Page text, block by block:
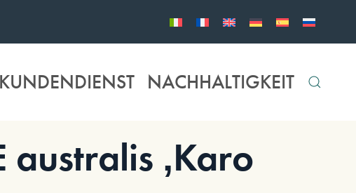
KUNDENDIENST NACHHALTIGKEIT
australis ‚Karo